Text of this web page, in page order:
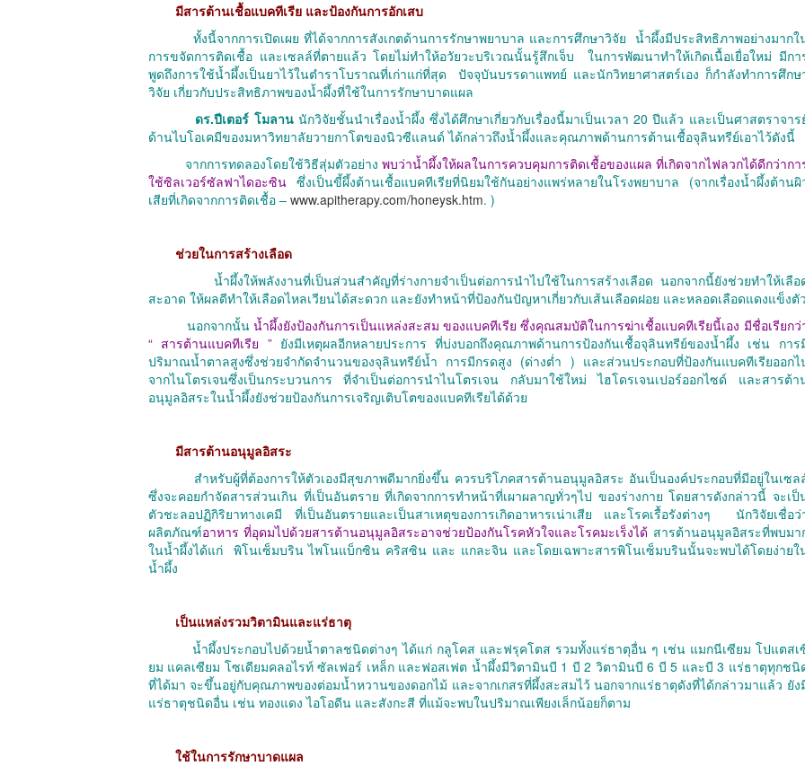
มีสารต้านเชื้อแบคทีเรีย และป้องกันการอักเสบ
ทั้งนี้จากการเปิดเผย ที่ได้จากการสังเกตด้านการรักษาพยาบาล และการศึกษาวิจัย น้ำผึ้งมีประสิทธิภาพอย่างมากใ
การขจัดการติดเชื้อ และเซลล์ที่ตายแล้ว โดยไม่ทำให้อวัยวะบริเวณนั้นรู้สึกเจ็บ ในการพัฒนาทำให้เกิดเนื้อเยื่อใหม่ มีกา
พูดถึงการใช้น้ำผึ้งเป็นยาไว้ในตำราโบราณที่เก่าแก่ที่สุด ปัจจุบันบรรดาแพทย์ และนักวิทยาศาสตร์เอง ก็กำลังทำการศึกษ
วิจัย เกี่ยวกับประสิทธิภาพของน้ำผึ้งที่ใช้ในการรักษาบาดแผล
ดร.ปีเตอร์ โมลาน นักวิจัยชั้นนำเรื่องน้ำผึ้ง ซึ่งได้ศึกษาเกี่ยวกับเรื่องนี้มาเป็นเวลา 20 ปีแล้ว และเป็นศาสตราจาร
ด้านไบโอเคมีของมหาวิทยาลัยวายกาโตของนิวซีแลนด์ ได้กล่าวถึงน้ำผึ้งและคุณภาพด้านการต้านเชื้อจุลินทรีย์เอาไว้ดังนี้
จากการทดลองโดยใช้วิธีสุ่มตัวอย่าง พบว่าน้ำผึ้งให้ผลในการควบคุมการติดเชื้อของแผล ที่เกิดจากไฟลวกได้ดีกว่ากา
ใช้ซิลเวอร์ซัลฟาไดอะซิน ซึ่งเป็นขี้ผึ้งต้านเชื้อแบคทีเรียที่นิยมใช้กันอย่างแพร่หลายในโรงพยาบาล (จากเรื่องน้ำผึ้งต้านผิ
เสียที่เกิดจากการติดเชื้อ – www.apitherapy.com/honeysk.htm. )
ช่วยในการสร้างเลือด
น้ำผึ้งให้พลังงานที่เป็นส่วนสำคัญที่ร่างกายจำเป็นต่อการนำไปใช้ในการสร้างเลือด นอกจากนี้ยังช่วยทำให้เลือ
สะอาด ให้ผลดีทำให้เลือดไหลเวียนได้สะดวก และยังทำหน้าที่ป้องกันปัญหาเกี่ยวกับเส้นเลือดฝอย และหลอดเลือดแดงแข็งตัว
นอกจากนั้น น้ำผึ้งยังป้องกันการเป็นแหล่งสะสม ของแบคทีเรีย ซึ่งคุณสมบัติในการฆ่าเชื้อแบคทีเรียนี้เอง มีชื่อเรียกว่
“ สารต้านแบคทีเรีย ”ยังมีเหตุผลอีกหลายประการ ที่บ่งบอกถึงคุณภาพด้านการป้องกันเชื้อจุลินทรีย์ของน้ำผึ้ง เช่น การ
ปริมาณน้ำตาลสูงซึ่งช่วยจำกัดจำนวนของจุลินทรีย์น้ำ การมีกรดสูง (ด่างต่ำ ) และส่วนประกอบที่ป้องกันแบคทีเรียออกไ
จากไนโตรเจนซึ่งเป็นกระบวนการ ที่จำเป็นต่อการนำไนโตรเจน กลับมาใช้ใหม่ ไฮโดรเจนเปอร์ออกไซด์ และสารต้า
อนุมูลอิสระในน้ำผึ้งยังช่วยป้องกันการเจริญเติบโตของแบคทีเรียได้ด้วย
มีสารต้านอนุมูลอิสระ
สำหรับผู้ที่ต้องการให้ตัวเองมีสุขภาพดีมากยิ่งขึ้น ควรบริโภคสารต้านอนุมูลอิสระ อันเป็นองค์ประกอบที่มีอยู่ในเซล
ซึ่งจะคอยกำจัดสารส่วนเกิน ที่เป็นอันตราย ที่เกิดจากการทำหน้าที่เผาผลาญทั่วๆไป ของร่างกาย โดยสารดังกล่าวนี้ จะเป็
ตัวชะลอปฏิกิริยาทางเคมี ที่เป็นอันตรายและเป็นสาเหตุของการเกิดอาหารเน่าเสีย และโรคเรื้อรังต่างๆ นักวิจัยเชื่อว่
ผลิตภัณฑ์อาหาร ที่อุดมไปด้วยสารต้านอนุมูลอิสระอาจช่วยป้องกันโรคหัวใจและโรคมะเร็งได้ สารต้านอนุมูลอิสระที่พบมา
ในน้ำผึ้งได้แก่ พิโนเซ็มบริน ไพโนแบ็กซิน คริสซิน และ แกละจิน และโดยเฉพาะสารพิโนเซ็มบรินนั้นจะพบได้โดยง่ายใ
น้ำผึ้ง
เป็นแหล่งรวมวิตามินและแร่ธาตุ
น้ำผึ้งประกอบไปด้วยน้ำตาลชนิดต่างๆ ได้แก่ กลูโคส และฟรุคโตส รวมทั้งแร่ธาตุอื่น ๆ เช่น แมกนีเซียม โปแตสเ
ยม แคลเซียม โซเดียมคลอไรท์ ซัลเฟอร์ เหล็ก และฟอสเฟต น้ำผึ้งมีวิตามินบี 1 บี 2 วิตามินบี 6 บี 5 และบี 3 แร่ธาตุทุกชนิ
ที่ได้มา จะขึ้นอยู่กับคุณภาพของต่อมน้ำหวานของดอกไม้ และจากเกสรที่ผึ้งสะสมไว้ นอกจากแร่ธาตุดังที่ได้กล่าวมาแล้ว ยัง
แร่ธาตุชนิดอื่น เช่น ทองแดง ไอโอดีน และสังกะสี ที่แม้จะพบในปริมาณเพียงเล็กน้อยก็ตาม
ใช้ในการรักษาบาดแผล